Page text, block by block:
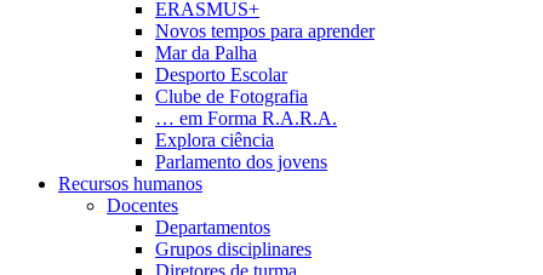
ERASMUS+
Novos tempos para aprender
Mar da Palha
Desporto Escolar
Clube de Fotografia
… em Forma R.A.R.A.
Explora ciência
Parlamento dos jovens
Recursos humanos
Docentes
Departamentos
Grupos disciplinares
Diretores de turma